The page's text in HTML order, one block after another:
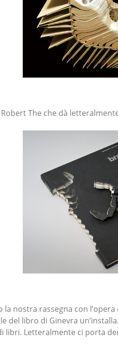
The che dà
la nostra rassegna con
del libro di Ginevra
libri. Letteralmente ci porta